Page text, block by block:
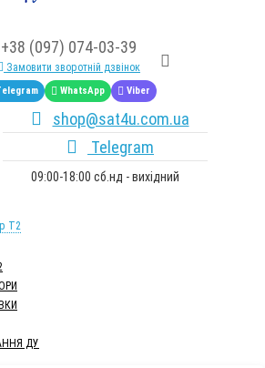
+38 (097) 074-03-39
Замовити зворотній дзвінок
WhatsApp Viber
shop@sat4u.com.ua
Telegram
09:00-18:00 сб.нд - вихідний
T2
ДУ